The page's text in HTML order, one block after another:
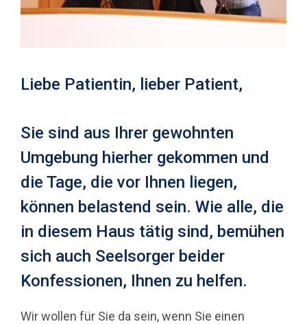
Liebe Patientin, lieber Patient,
Sie sind aus Ihrer gewohnten
Umgebung hierher gekommen und
die Tage, die vor Ihnen lie­gen,
können belastend sein. Wie alle, die
in diesem Haus tätig sind, bemühen
sich auch Seelsorger beider
Konfessionen, Ihnen zu helfen.
Wir wollen für Sie da sein, wenn Sie einen